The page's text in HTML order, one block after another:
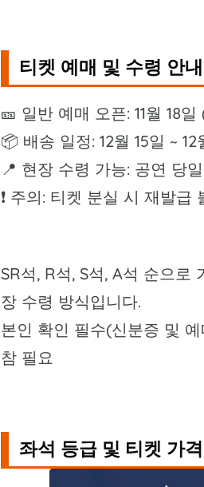
티켓 예매 및 수령 안내
🎫 일반 예매 오픈: 11월 18
📦 배송 일정: 12월 15일 ~ 12
📍 현장 수령 가능: 공연 당일
❗ 주의: 티켓 분실 시 재발급
SR석, R석, S석, A석 순으로
장 수령 방식입니다.
본인 확인 필수(신분증 및
참 필요
좌석 등급 및 티켓 가격